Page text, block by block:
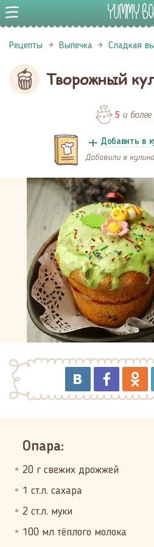
Рецепты Выпечка Сладкая
Творожный
5 и
Добавить в
Добавили в
Опара:
20 г свежих дрожжей
1 ст.л. сахара
2 ст.л. муки
100 мл тёплого молока